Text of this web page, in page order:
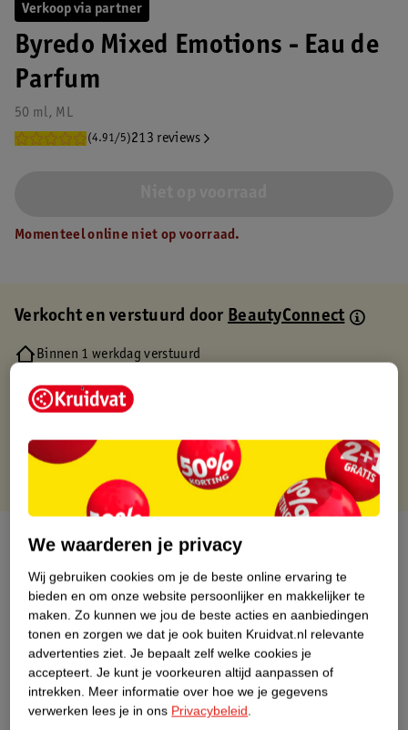
Verkoop via partner
Byredo Mixed Emotions - Eau de
Parfum
50 ml, ML
(4.91/5)213 reviews
Momenteel online niet op voorraad.
Verkocht en verstuurd doorBeautyConnect
Binnen 1 werkdag verstuurd
Gratis retourneren via verkooppartner.
Over dit product
Productinformatie
Nature Impact Score
Dit product heeft (nog) geen Nature
We waarderen je privacy
Wij gebruiken cookies om je de beste online ervaring te
bieden en om onze website persoonlijker en makkelijker te
maken. Zo kunnen we jou de beste acties en aanbiedingen
tonen en zorgen we dat je ook buiten Kruidvat.nl relevante
advertenties ziet. Je bepaalt zelf welke cookies je
accepteert. Je kunt je voorkeuren altijd aanpassen of
intrekken. Meer informatie over hoe we je gegevens
verwerken lees je in ons Privacybeleid.